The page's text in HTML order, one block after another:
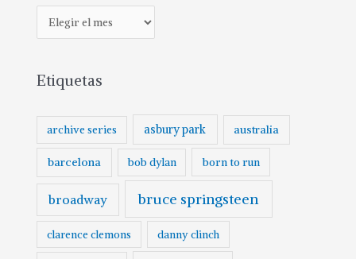
Etiquetas
archive series asbury park australia
barcelona bob dylan born to run
broadway bruce springsteen
clarence clemons danny clinch